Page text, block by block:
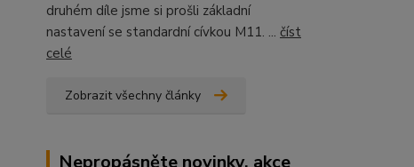
druhém díle jsme si prošli základní
nastavení se standardní cívkou M11. ... číst
celé
Zobrazit všechny články
Nepropásněte novinky, akce